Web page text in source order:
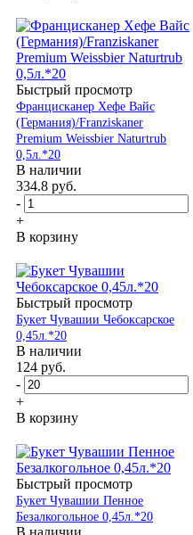
Быстрый просмотр
Францисканер Хефе Вайс
(Германия)/Franziskaner
Premium Weissbier Naturtrub
0,5л.*20
В наличии
334.8 руб.
-
+
В корзину
Быстрый просмотр
Букет Чувашии Чебоксарское
0,45л.*20
В наличии
124 руб.
-
+
В корзину
Быстрый просмотр
Букет Чувашии Пенное
Безалкогольное 0,45л.*20
В наличии